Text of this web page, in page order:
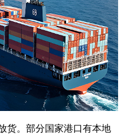
。部分国家港口有本地